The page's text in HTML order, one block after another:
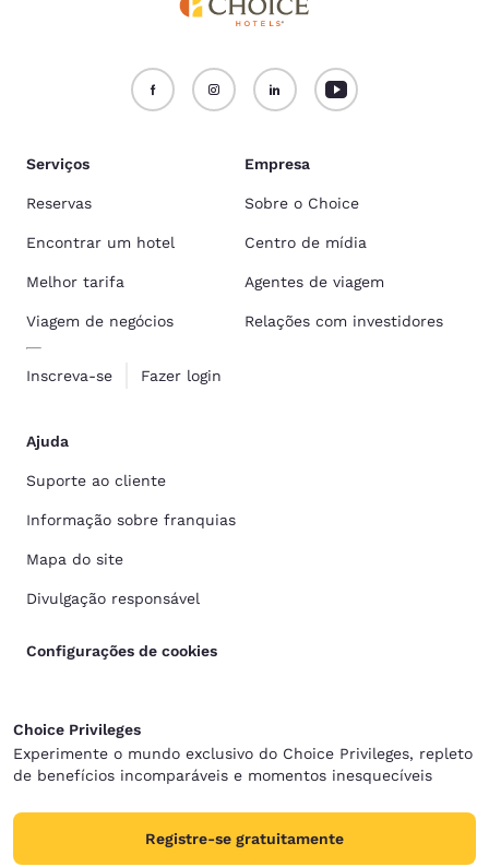
Serviços
Reservas
Encontrar um hotel
Melhor tarifa
Viagem de negócios
Inscreva-se Fazer login
Empresa
Sobre o Choice
Centro de mídia
Agentes de viagem
Relações com investidores
Ajuda
Suporte ao cliente
Informação sobre franquias
Mapa do site
Divulgação responsável
Configurações de cookies
Choice Privileges
Experimente o mundo exclusivo do Choice Privileges, repleto
de benefícios incomparáveis e momentos inesquecíveis
Registre-se gratuitamente